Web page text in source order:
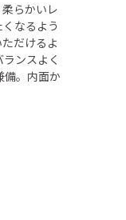
らかいレ
なるよう
だけるよ
ンスよく
備。内面か